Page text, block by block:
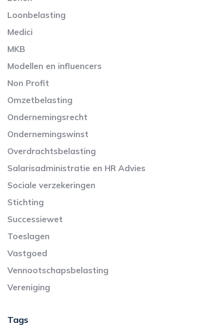
Loonbelasting
Medici
MKB
Modellen en influencers
Non Profit
Omzetbelasting
Ondernemingsrecht
Ondernemingswinst
Overdrachtsbelasting
Salarisadministratie en HR Advies
Sociale verzekeringen
Stichting
Successiewet
Toeslagen
Vastgoed
Vennootschapsbelasting
Vereniging
Tags